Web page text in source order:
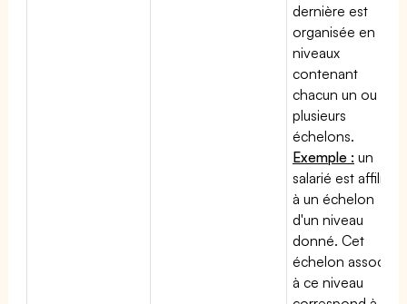
dernière est
organisée en
niveaux
contenant
chacun un ou
plusieurs
échelons.
Exemple : un
salarié est affilié
à un échelon
d'un niveau
donné. Cet
échelon associé
à ce niveau